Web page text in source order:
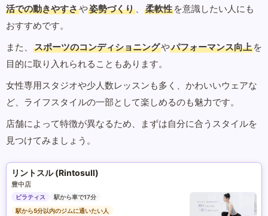
活での動きやすさや姿勢づくり 、 柔軟性 を意識したい人にも
おすすめです。
また、
スポーツのコンディショニングやパフォーマンス向上 を
目的に取り入れられることもあります。
女性専用スタジオや少人数レッスンも多く、かわいいウェアな
ど、ライフスタイルの一部として楽しめるのも魅力です。
店舗によって特徴が異なるため、まずは自分に合うスタイルを
見つけてみましょう。
リントスル (Rintosull)
豊中店
ピラティス
駅から車で17分
駅から5分以内のジムに通いたい人